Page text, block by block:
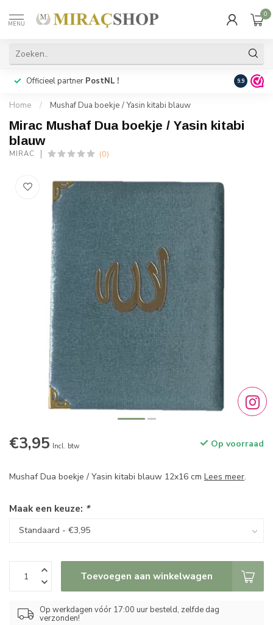
MENU
0
Officieel partner PostNL ! Snelle
9.9
Home / Mushaf Dua boekje / Yasin kitabi blauw
Mirac Mushaf Dua boekje / Yasin kitabi
blauw
MIRAC (0)
€3,95 Incl. btw Op voorraad
Mushaf Dua boekje / Yasin kitabi blauw 12x16 cm Lees meer.
Maak een keuze: *
Toevoegen aan winkelwagen
Op werkdagen vóór 17:00 uur besteld, zelfde dag
verzonden!